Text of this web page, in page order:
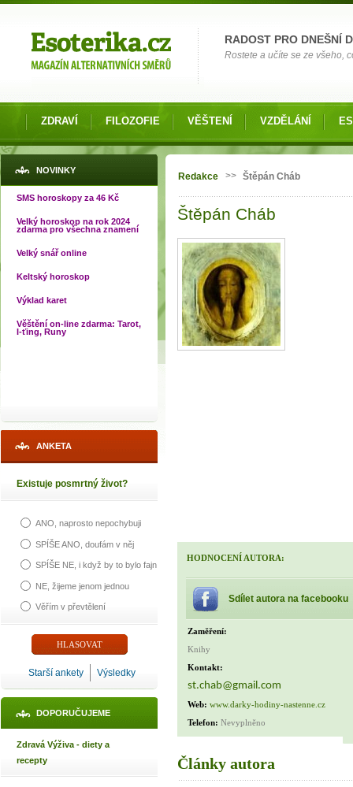
RADOST PRO DNEŠNÍ
Rostete a učíte se ze všeho,
ZDRAVÍ FILOZOFIE VĚŠTENÍ VZDĚLÁNÍ
NOVINKY
SMS horoskopy za 46 Kč
Velký horoskop na rok 2024
zdarma pro všechna znamení
Velký snář online
Keltský horoskop
Výklad karet
Věštění on-line zdarma: Tarot,
I-ťing, Runy
ANKETA
Existuje posmrtný život?
ANO, naprosto nepochybuji
SPÍŠE ANO, doufám v něj
SPÍŠE NE, i když by to bylo fajn
NE, žijeme jenom jednou
Věřím v převtělení
Starší ankety Výsledky
DOPORUČUJEME
Zdravá Výživa - diety a
recepty
Jste zde
Redakce >> Štěpán Cháb
Štěpán Cháb
HODNOCENÍ AUTORA:
Sdílet autora na facebooku
Zaměření:
Knihy
Kontakt:
st.chab@gmail.com
Web: www.darky-hodiny-nastenne.cz
Telefon: Nevyplněno
Články autora